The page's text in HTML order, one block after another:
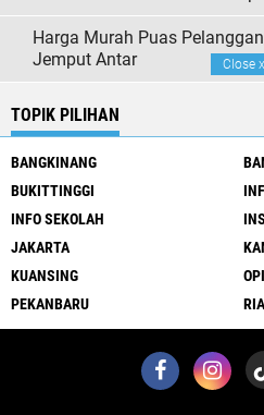
Harga Murah Puas
Jemput Antar
TOPIK PILIHAN
BANGKINANG
BUKITTINGGI
INFO SEKOLAH
JAKARTA
KUANSING
PEKANBARU
Close x